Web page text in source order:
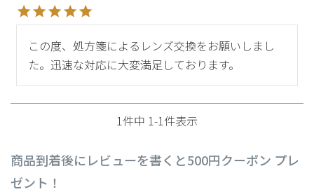
この度、処方箋によるレンズ交換をお願いしまし
た。迅速な対応に大変満足しております。
1件中 1-1件表示
商品到着後にレビューを書くと500円クーポン プレ
ゼント！